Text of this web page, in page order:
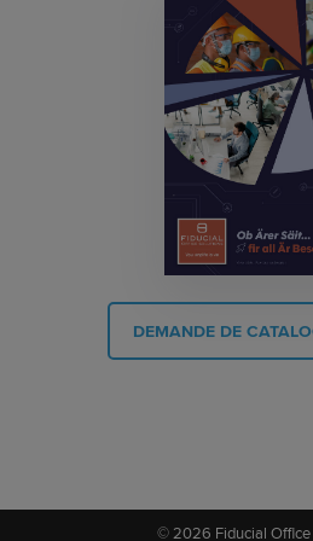
DEMANDE DE
© 2026 Fiducial Office